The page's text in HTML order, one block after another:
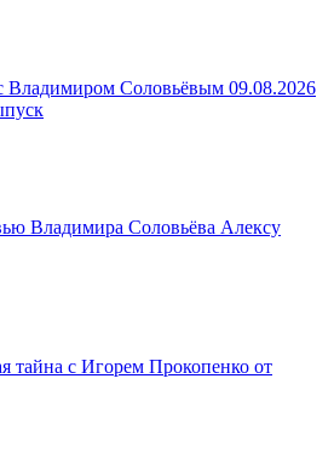
Владимиром Соловьёвым 09.08.2026
Владимира Соловьёва Алексу
тайна с Игорем Прокопенко от